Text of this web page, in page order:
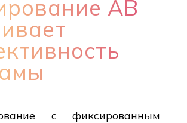
AB
с фиксированным